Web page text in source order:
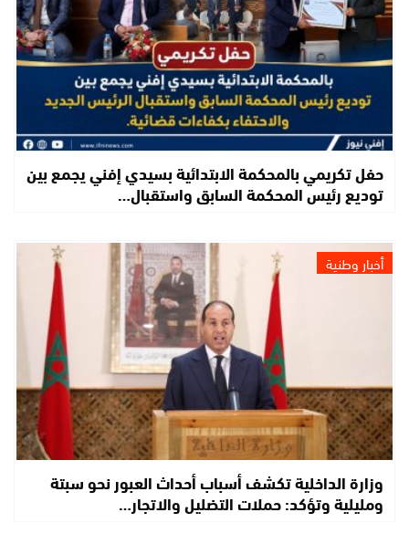
حفل تكريمي بالمحكمة الابتدائية بسيدي إفني يجمع بين
توديع رئيس المحكمة السابق واستقبال…
أخبار وطنية
وزارة الداخلية تكشف أسباب أحداث العبور نحو سبتة
ومليلية وتؤكد: حملات التضليل والاتجار…